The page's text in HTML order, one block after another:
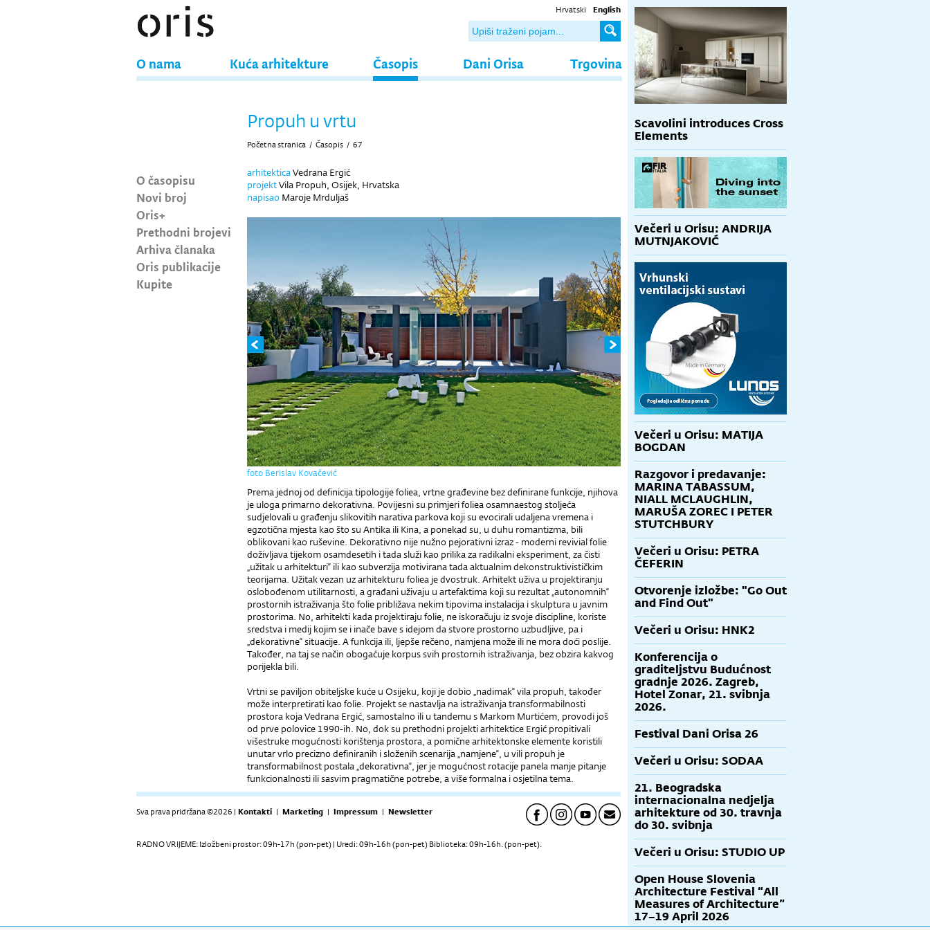
Hrvatski English
O nama Kuća arhitekture Časopis Dani Orisa Trgovina
O časopisu
Novi broj
Oris+
Prethodni brojevi
Arhiva članaka
Oris publikacije
Kupite
Propuh u vrtu
Početna stranica / Časopis / 67
arhitekticaVedrana Ergić
projektVila Propuh, Osijek, Hrvatska
napisao Maroje Mrduljaš
foto Berislav Kovačević
Prema jednoj od definicija tipologije foliea, vrtne građevine bez definirane funkcije, njihova
je uloga primarno dekorativna. Povijesni su primjeri foliea osamnaestog stoljeća
sudjelovali u građenju slikovitih narativa parkova koji su evocirali udaljena vremena i
egzotična mjesta kao što su Antika ili Kina, a ponekad su, u duhu romantizma, bili
oblikovani kao ruševine. Dekorativno nije nužno pejorativni izraz - moderni revivial folie
doživljava tijekom osamdesetih i tada služi kao prilika za radikalni eksperiment, za čisti
„užitak u arhitekturi“ ili kao subverzija motivirana tada aktualnim dekonstruktivističkim
teorijama. Užitak vezan uz arhitekturu foliea je dvostruk. Arhitekt uživa u projektiranju
oslobođenom utilitarnosti, a građani uživaju u artefaktima koji su rezultat „autonomnih“
prostornih istraživanja što folie približava nekim tipovima instalacija i skulptura u javnim
prostorima. No, arhitekti kada projektiraju folie, ne iskoračuju iz svoje discipline, koriste
sredstva i medij kojim se i inače bave s idejom da stvore prostorno uzbudljive, pa i
„dekorativne“ situacije. A funkcija ili, ljepše rečeno, namjena može ili ne mora doći poslije.
Također, na taj se način obogaćuje korpus svih prostornih istraživanja, bez obzira kakvog
porijekla bili.
Vrtni se paviljon obiteljske kuće u Osijeku, koji je dobio „nadimak“ vila propuh, također
može interpretirati kao folie. Projekt se nastavlja na istraživanja transformabilnosti
prostora koja Vedrana Ergić, samostalno ili u tandemu s Markom Murtićem, provodi još
od prve polovice 1990-ih. No, dok su prethodni projekti arhitektice Ergić propitivali
višestruke mogućnosti korištenja prostora, a pomične arhitektonske elemente koristili
unutar vrlo precizno definiranih i složenih scenarija „namjene“, u vili propuh je
transformabilnost postala „dekorativna“, jer je mogućnost rotacije panela manje pitanje
funkcionalnosti ili sasvim pragmatične potrebe, a više formalna i osjetilna tema.
Sva prava pridržana ©2026 | Kontakti | Marketing | Impressum | Newsletter
RADNO VRIJEME: Izložbeni prostor: 09h-17h (pon-pet) | Uredi: 09h-16h (pon-pet) Biblioteka: 09h-16h. (pon-pet).
Scavolini introduces Cross
Elements
Večeri u Orisu: ANDRIJA
MUTNJAKOVIĆ
Večeri u Orisu: MATIJA
BOGDAN
Razgovor i predavanje:
MARINA TABASSUM,
NIALL MCLAUGHLIN,
MARUŠA ZOREC I PETER
STUTCHBURY
Večeri u Orisu: PETRA
ČEFERIN
Otvorenje izložbe: "Go Out
and Find Out"
Večeri u Orisu: HNK2
Konferencija o
graditeljstvu Budućnost
gradnje 2026. Zagreb,
Hotel Zonar, 21. svibnja
2026.
Festival Dani Orisa 26
Večeri u Orisu: SODAA
21. Beogradska
internacionalna nedjelja
arhitekture od 30. travnja
do 30. svibnja
Večeri u Orisu: STUDIO UP
Open House Slovenia
Architecture Festival “All
Measures of Architecture”
17–19 April 2026